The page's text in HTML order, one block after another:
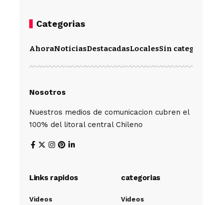
Categorias
AhoraNoticiasDestacadasLocalesSin categoría
Nosotros
Nuestros medios de comunicacion cubren el
100% del litoral central Chileno
Links rapidos
Videos
categorias
Videos